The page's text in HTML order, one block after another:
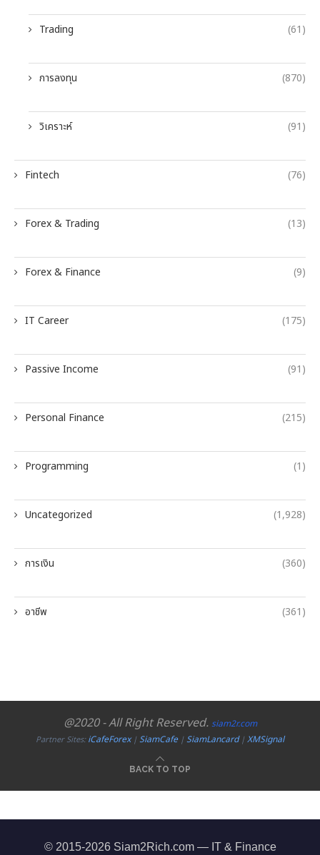
Trading (61)
การลงทุน (870)
วิเคราะห์ (91)
Fintech (76)
Forex & Trading (13)
Forex & Finance (9)
IT Career (175)
Passive Income (91)
Personal Finance (215)
Programming (1)
Uncategorized (1,928)
การเงิน (360)
อาชีพ (361)
@2020 - All Right Reserved. siam2r.com
Partner Sites:iCafeForex|SiamCafe|SiamLancard|XMSignal
BACK TO TOP
© 2015-2026 Siam2Rich.com — IT & Finance